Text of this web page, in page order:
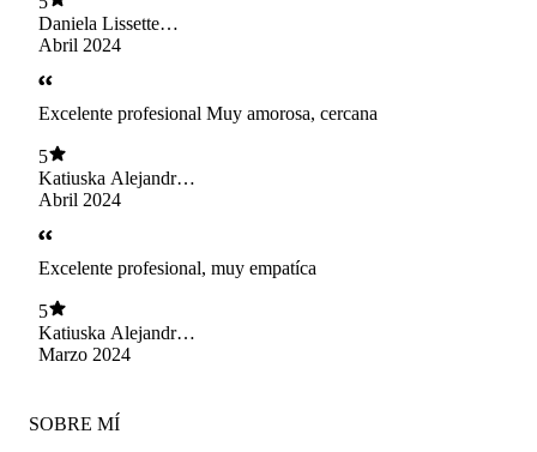
Daniela Lissette
Sepúlveda Sánchez
Abril 2024
Excelente profesional Muy amorosa, cercana
5
Katiuska Alejandra
Pasmiño Zambrano
Abril 2024
Excelente profesional, muy empatíca
5
Katiuska Alejandra
Pasmiño Zambrano
Marzo 2024
SOBRE MÍ